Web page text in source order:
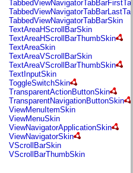
flash.printing
flash.profiler
flash.sampler
flash.security
flash.sensors
flash.system
flash.text
flash.text.engine
flash.text.ime
flash.ui
flash.utils
flash.xml
flashx.textLayout
flashx.textLayout.compose
flashx.textLayout.container
flashx.textLayout.conversion
flashx.textLayout.edit
flashx.textLayout.elements
TabbedViewNavigatorTabBarSkin
TextAreaHScrollBarSkin
TextAreaHScrollBarThumbSkin
TextAreaSkin
TextAreaVScrollBarSkin
TextAreaVScrollBarThumbSkin
TextInputSkin
ToggleSwitchSkin
TransparentActionButtonSkin
TransparentNavigationButtonSkin
ViewMenuItemSkin
ViewMenuSkin
ViewNavigatorApplicationSkin
ViewNavigatorSkin
VScrollBarSkin
VScrollBarThumbSkin